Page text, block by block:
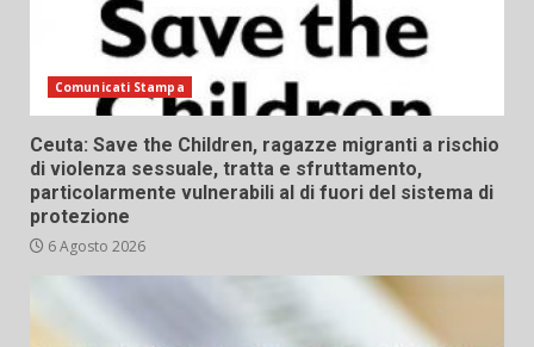
Comunicati Stampa
Ceuta: Save the Children, ragazze migranti a rischio
di violenza sessuale, tratta e sfruttamento,
particolarmente vulnerabili al di fuori del sistema di
protezione
6 Agosto 2026